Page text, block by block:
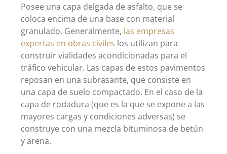
Posee una capa delgada de asfalto, que se
coloca encima de una base con material
granulado. Generalmente, las empresas
expertas en obras civiles los utilizan para
construir vialidades acondicionadas para el
tráfico vehicular. Las capas de estos pavimentos
reposan en una subrasante, que consiste en
una capa de suelo compactado. En el caso de la
capa de rodadura (que es la que se expone a las
mayores cargas y condiciones adversas) se
construye con una mezcla bituminosa de betún
y arena.